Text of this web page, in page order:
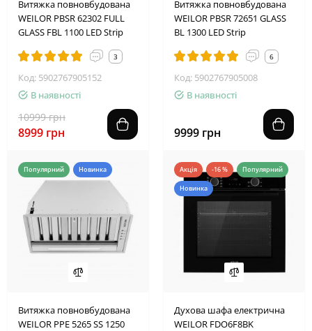
Витяжка повновбудована
WEILOR PBSR 62302 FULL
GLASS FBL 1100 LED Strip
3
Код: 5902767905152
В наявності
10999 грн
8999 грн
Витяжка повновбудована
WEILOR PBSR 72651 GLASS
BL 1300 LED Strip
6
Код: 5902767905008
В наявності
9999 грн
Популярний Новинка
Витяжка повновбудована
WEILOR PPE 5265 SS 1250
Акція -16 % Популярний
Новинка
Духова шафа електрична
WEILOR FDO6F8BK